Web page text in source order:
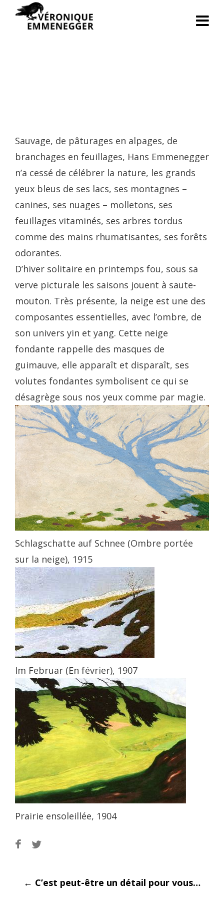
Sauvage, de pâturages en alpages, de
branchages en feuillages, Hans Emmenegger
n’a cessé de célébrer la nature, les grands
yeux bleus de ses lacs, ses montagnes –
canines, ses nuages – molletons, ses
feuillages vitaminés, ses arbres tordus
comme des mains rhumatisantes, ses forêts
odorantes.
D’hiver solitaire en printemps fou, sous sa
verve picturale les saisons jouent à saute-
mouton. Très présente, la neige est une des
composantes essentielles, avec l’ombre, de
son univers yin et yang. Cette neige
fondante rappelle des masques de
guimauve, elle apparaît et disparaît, ses
volutes fondantes symbolisent ce qui se
désagrège sous nos yeux comme par magie.
Schlagschatte auf Schnee (Ombre portée
sur la neige), 1915
Im Februar (En février), 1907
Prairie ensoleillée, 1904
← C’est peut-être un détail pour vous…